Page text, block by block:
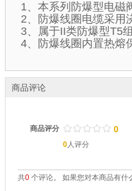
1、本系列防爆型电磁
2、防爆线圈电缆采用
3、属于II类防爆型T5
4、防爆线圈内置热熔
商品评论
商品评分 / / / / /
. . . . . 0
0人评分
共0 个评论。 如果您对本商品有什